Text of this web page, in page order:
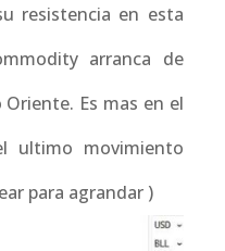
resistencia en esta
arranca de
Es mas en el
ultimo movimiento
para agrandar )